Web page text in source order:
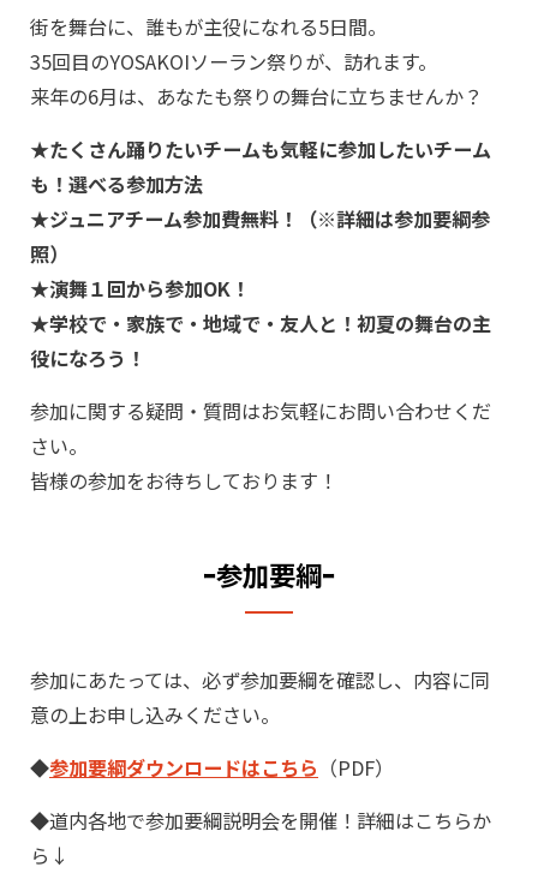
街を舞台に、誰もが主役になれる5日間。
35回目のYOSAKOIソーラン祭りが、訪れます。
来年の6月は、あなたも祭りの舞台に立ちませんか？
★たくさん踊りたいチームも気軽に参加したいチーム
も！選べる参加方法
★ジュニアチーム参加費無料！（※詳細は参加要綱参
照）
★演舞１回から参加OK！
★学校で・家族で・地域で・友人と！初夏の舞台の主
役になろう！
参加に関する疑問・質問はお気軽にお問い合わせくだ
さい。
皆様の参加をお待ちしております！
ｰ参加要綱ｰ
参加にあたっては、必ず参加要綱を確認し、内容に同
意の上お申し込みください。
◆参加要綱ダウンロードはこちら （PDF）
◆道内各地で参加要綱説明会を開催！詳細はこちらか
ら↓